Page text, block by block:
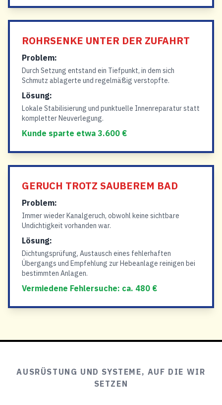
ROHRSENKE UNTER DER ZUFAHRT
Problem:
Durch Setzung entstand ein Tiefpunkt, in dem sich
Schmutz ablagerte und regelmäßig verstopfte.
Lösung:
Lokale Stabilisierung und punktuelle Innenreparatur statt
kompletter Neuverlegung.
Kunde sparte etwa 3.600 €
GERUCH TROTZ SAUBEREM BAD
Problem:
Immer wieder Kanalgeruch, obwohl keine sichtbare
Undichtigkeit vorhanden war.
Lösung:
Dichtungsprüfung, Austausch eines fehlerhaften
Übergangs und Empfehlung zur Hebeanlage reinigen bei
bestimmten Anlagen.
Vermiedene Fehlersuche: ca. 480 €
AUSRÜSTUNG UND SYSTEME, AUF DIE WIR
SETZEN